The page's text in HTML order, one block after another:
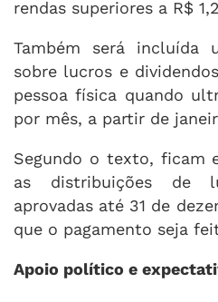
rendas superiores a R$
Também será incluída
sobre lucros e
pessoa física quando
por mês, a partir de
Segundo o texto, ficam
as distribuições de
aprovadas até 31 de
que o pagamento seja
Apoio político e